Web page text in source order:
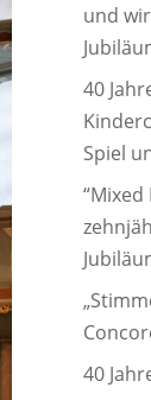
und
40
Spiel
40